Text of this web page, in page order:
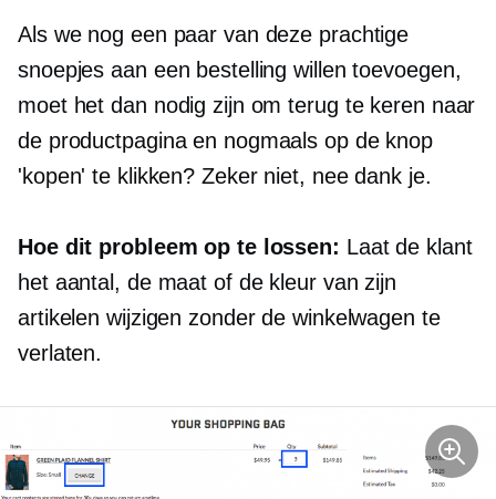
Als we nog een paar van deze prachtige
snoepjes aan een bestelling willen toevoegen,
moet het dan nodig zijn om terug te keren naar
de productpagina en nogmaals op de knop
'kopen' te klikken? Zeker niet, nee dank je.
Hoe dit probleem op te lossen: Laat de klant
het aantal, de maat of de kleur van zijn
artikelen wijzigen zonder de winkelwagen te
verlaten.